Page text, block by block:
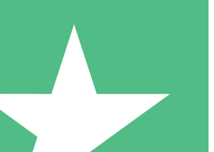
Creditpakketten
met downloadtegoeden. Geen maandelijkse